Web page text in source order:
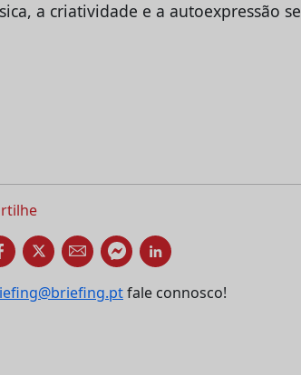
a criatividade e a autoexpressão se
fale connosco!